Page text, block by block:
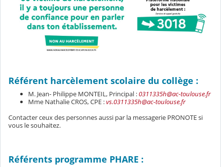
Référent harcèlement scolaire du collège :
M. Jean- Philippe MONTEIL, Principal :0311335h@ac-toulouse.fr
Mme Nathalie CROS, CPE :vs.0311335h@ac-toulouse.fr
Contacter ceux des personnes aussi par la messagerie PRONOTE si
vous le souhaitez.
Référents programme PHARE :